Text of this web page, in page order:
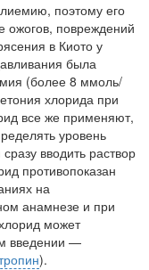
поэтому его
ожогов, повреждений
в Киото у
была
(более 8 ммоль/
хлорида при
все же приме­няют,
уровень
вводить раствор
противопоказан
на
анамнезе и при
может
введении —
).